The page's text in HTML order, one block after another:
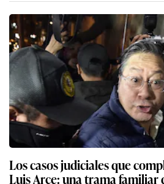
Los casos judiciales que
Luis Arce: una trama familiar